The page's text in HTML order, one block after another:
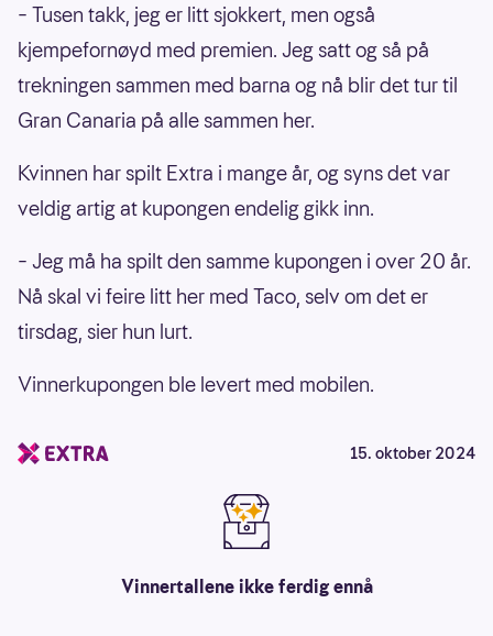
– Tusen takk, jeg er litt sjokkert, men også
kjempefornøyd med premien. Jeg satt og så på
trekningen sammen med barna og nå blir det tur til
Gran Canaria på alle sammen her.
Kvinnen har spilt Extra i mange år, og syns det var
veldig artig at kupongen endelig gikk inn.
– Jeg må ha spilt den samme kupongen i over 20 år.
Nå skal vi feire litt her med Taco, selv om det er
tirsdag, sier hun lurt.
Vinnerkupongen ble levert med mobilen.
15. oktober 2024
Vinnertallene ikke ferdig ennå